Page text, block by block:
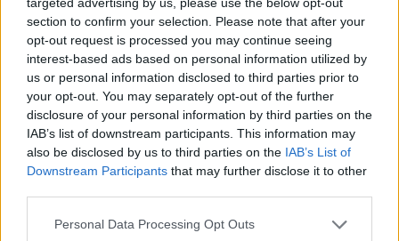
section to confirm your selection. Please note that after your
opt-out request is processed you may continue seeing
interest-based ads based on personal information utilized by
us or personal information disclosed to third parties prior to
your opt-out. You may separately opt-out of the further
disclosure of your personal information by third parties on the
IAB’s list of downstream participants. This information may
also be disclosed by us to third parties on the IAB’s List of
Downstream Participants that may further disclose it to other
Personal Data Processing Opt Outs
Pour arriver à ce résultat (si vous voulez vous y risquer), il
vous faudra simplement un eyeliner brun foncé, avec
lequel on "hachure" ses sourcils vers le haut pour leur
donner cet aspect déroutant.